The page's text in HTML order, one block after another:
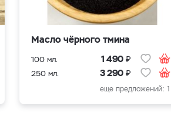
Масло чёрного тмина
100 мл. 1 490 ₽
250 мл. 3 290 ₽
еще предложений: 1